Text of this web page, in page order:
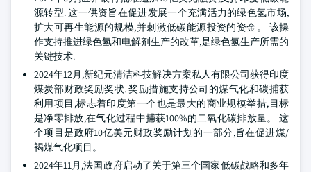
源转型. 这一供资旨在促进发展一个充满活力的绿色氢市场,
扩大可再生能源的规模,并刺激低碳能源投资的资金。 该操
作支持推进绿色氢和电解剂生产的改革,是绿色氢生产所需的
关键技术.
2024年12月,新纪元清洁科技解决方案私人有限公司获得印度
煤炭部财政奖励奖状. 奖励措施支持公司的煤气化和碳捕获
利用项目,标志着印度第一个也是最大的商业规模举措,目标
是净零排放,在气化过程中捕获100%的二氧化碳排放量。 这
个项目是政府10亿美元财政奖励计划的一部分,旨在促进煤/
褐煤气化项目。
2024年11月,法国政府启动了关于第三个国家低碳战略和多年